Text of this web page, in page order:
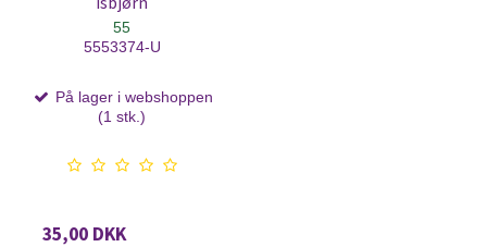
55
5553374-U
På lager i webshoppen
(1 stk.)
35,00 DKK